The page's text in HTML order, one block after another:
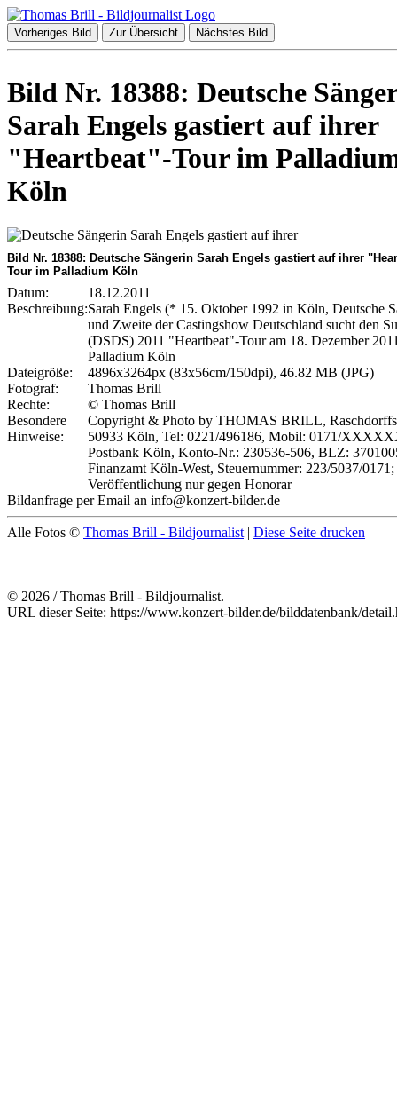
Vorheriges Bild Zur Übersicht Nächstes Bild
Bild Nr. 18388: Deutsche
Sarah Engels gastiert auf ihrer
"Heartbeat"-Tour im
Köln
Bild Nr. 18388: Deutsche Sängerin Sarah Engels gastiert auf ihrer
Tour im Palladium Köln
Datum:
18.12.2011
Beschreibung:Sarah Engels (* 15. Oktober 1992 in Köln, Deutsche
und Zweite der Castingshow Deutschland sucht den
(DSDS) 2011 "Heartbeat"-Tour am 18. Dezember
Palladium Köln
Dateigröße:
4896x3264px (83x56cm/150dpi), 46.82 MB (JPG)
Fotograf:
Thomas Brill
Rechte:
© Thomas Brill
Besondere
Hinweise:
Copyright & Photo by THOMAS BRILL,
50933 Köln, Tel: 0221/496186, Mobil: 0171/
Postbank Köln, Konto-Nr.: 230536-506, BLZ:
Finanzamt Köln-West, Steuernummer: 223/5037/
Veröffentlichung nur gegen Honorar
Bildanfrage per Email an info@konzert-bilder.de
Alle Fotos © Thomas Brill - Bildjournalist | Diese Seite drucken
© 2026 / Thomas Brill - Bildjournalist.
URL dieser Seite: https://www.konzert-bilder.de/bilddatenbank/